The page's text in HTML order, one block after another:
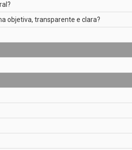
objetiva, transparente e clara?